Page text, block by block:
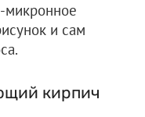
и сам
кирпич